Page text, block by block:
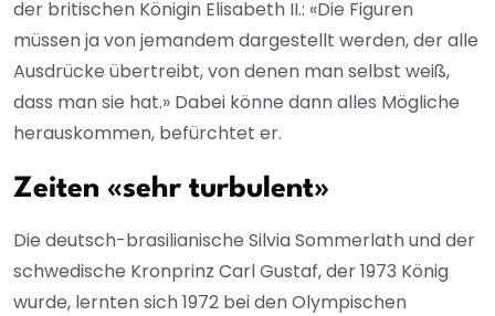
der britischen Königin Elisabeth II.: «Die Figuren
müssen ja von jemandem dargestellt werden, der alle
Ausdrücke übertreibt, von denen man selbst weiß,
dass man sie hat.» Dabei könne dann alles Mögliche
herauskommen, befürchtet er.
Zeiten «sehr turbulent»
Die deutsch-brasilianische Silvia Sommerlath und der
schwedische Kronprinz Carl Gustaf, der 1973 König
wurde, lernten sich 1972 bei den Olympischen